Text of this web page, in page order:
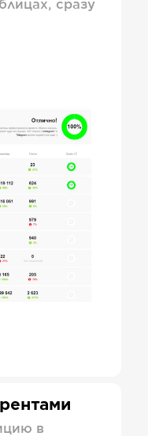
сразу
в